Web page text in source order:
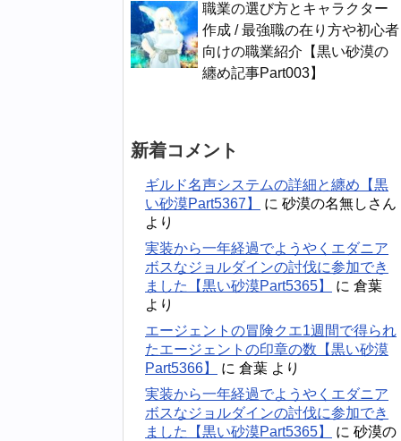
職業の選び方とキャラクター
作成 / 最強職の在り方や初心者
向けの職業紹介【黒い砂漠の
纏め記事Part003】
新着コメント
ギルド名声システムの詳細と纏め【黒
い砂漠Part5367】
に 砂漠の名無しさん
より
実装から一年経過でようやくエダニア
ボスなジョルダインの討伐に参加でき
ました【黒い砂漠Part5365】
に 倉葉
より
エージェントの冒険クエ1週間で得られ
たエージェントの印章の数【黒い砂漠
Part5366】
に 倉葉 より
実装から一年経過でようやくエダニア
ボスなジョルダインの討伐に参加でき
ました【黒い砂漠Part5365】
に 砂漠の